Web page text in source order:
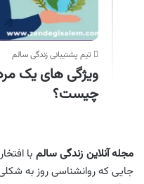
تیم پشتیبانی زندگی سالم
ویژگی‌ های یک
چیست؟
مجله آنلاین زندگی سالم با افتخار
جایی که روانشناسی روز به شکلی